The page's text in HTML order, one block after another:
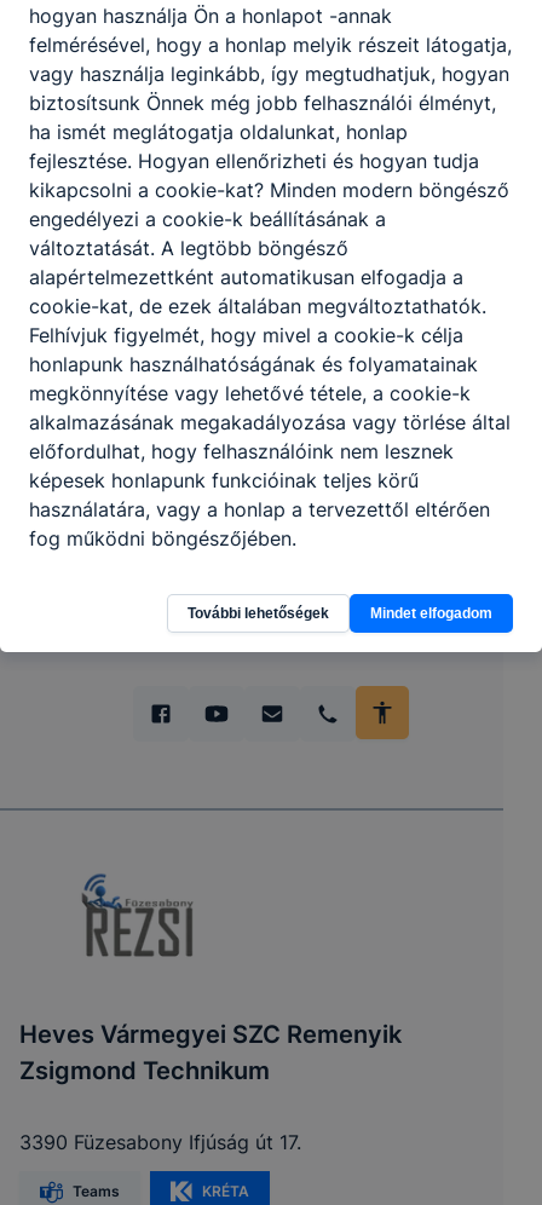
Partnereink
Heves Vármegyei SZC Remenyik
Zsigmond Technikum
3390 Füzesabony Ifjúság út 17.
Teams KRÉTA
hogyan használja Ön a honlapot -annak
felmérésével, hogy a honlap melyik részeit látogatja,
vagy használja leginkább, így megtudhatjuk, hogyan
biztosítsunk Önnek még jobb felhasználói élményt,
ha ismét meglátogatja oldalunkat, honlap
fejlesztése. Hogyan ellenőrizheti és hogyan tudja
kikapcsolni a cookie-kat? Minden modern böngésző
engedélyezi a cookie-k beállításának a
változtatását. A legtöbb böngésző
alapértelmezettként automatikusan elfogadja a
cookie-kat, de ezek általában megváltoztathatók.
Felhívjuk figyelmét, hogy mivel a cookie-k célja
honlapunk használhatóságának és folyamatainak
megkönnyítése vagy lehetővé tétele, a cookie-k
alkalmazásának megakadályozása vagy törlése által
előfordulhat, hogy felhasználóink nem lesznek
képesek honlapunk funkcióinak teljes körű
használatára, vagy a honlap a tervezettől eltérően
fog működni böngészőjében.
További lehetőségek Mindet elfogadom